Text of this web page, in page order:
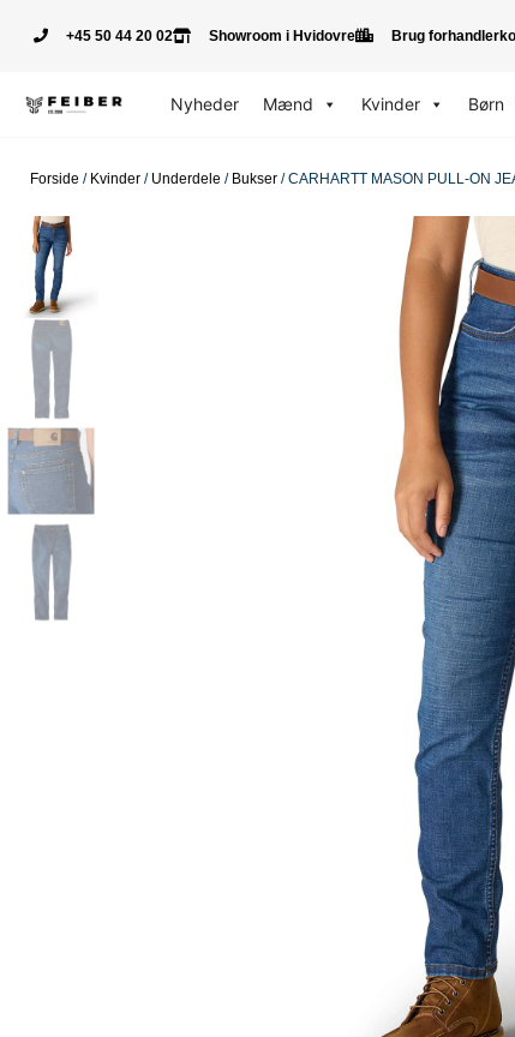
+45 50 44 20 02 Showroom i Hvidovre Brug
Nyheder Mænd Kvinder Børn
Forside / Kvinder / Underdele / Bukser / CARHARTT MASON PULL-ON